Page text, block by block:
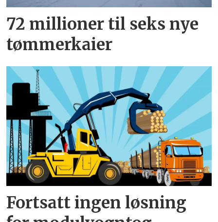
72 millioner til seks nye
tømmerkaier
Fortsatt ingen løsning